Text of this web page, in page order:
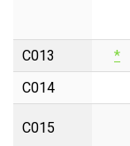
C013 *
C014
C015